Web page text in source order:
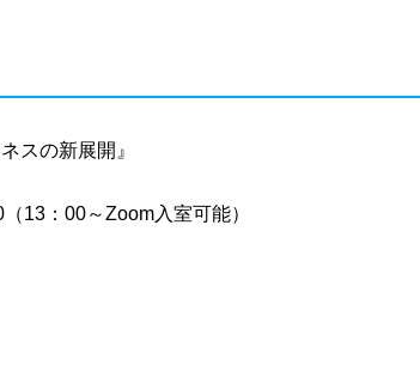
スの新展開』
13：00～Zoom入室可能）